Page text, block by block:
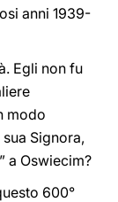
anni 1939-
Egli non fu
modo
Signora,
a Oswiecim?
600°